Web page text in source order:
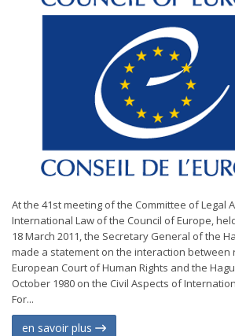
At the 41st meeting of the Committee of Legal
International Law of the Council of Europe,
18 March 2011, the Secretary General of the
made a statement on the interaction between
European Court of Human Rights and the
October 1980 on the Civil Aspects of
For...
en savoir plus